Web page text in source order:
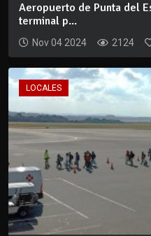
Aeropuerto de Punta del
terminal p...
Nov 04 2024 2124
LOCALES